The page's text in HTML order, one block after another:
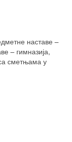
наставе –
– гимназија,
сметњама у